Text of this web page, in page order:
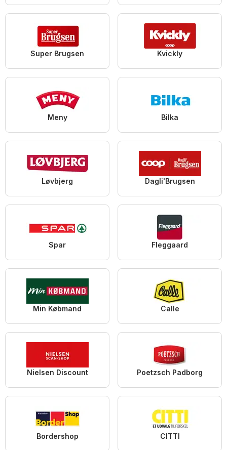
Super Brugsen Kvickly
Meny Bilka
Løvbjerg Dagli'Brugsen
Spar Fleggaard
Min Købmand Calle
Nielsen Discount Poetzsch Padborg
Bordershop CITTI